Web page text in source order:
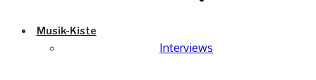
Musik-Kiste
Interviews